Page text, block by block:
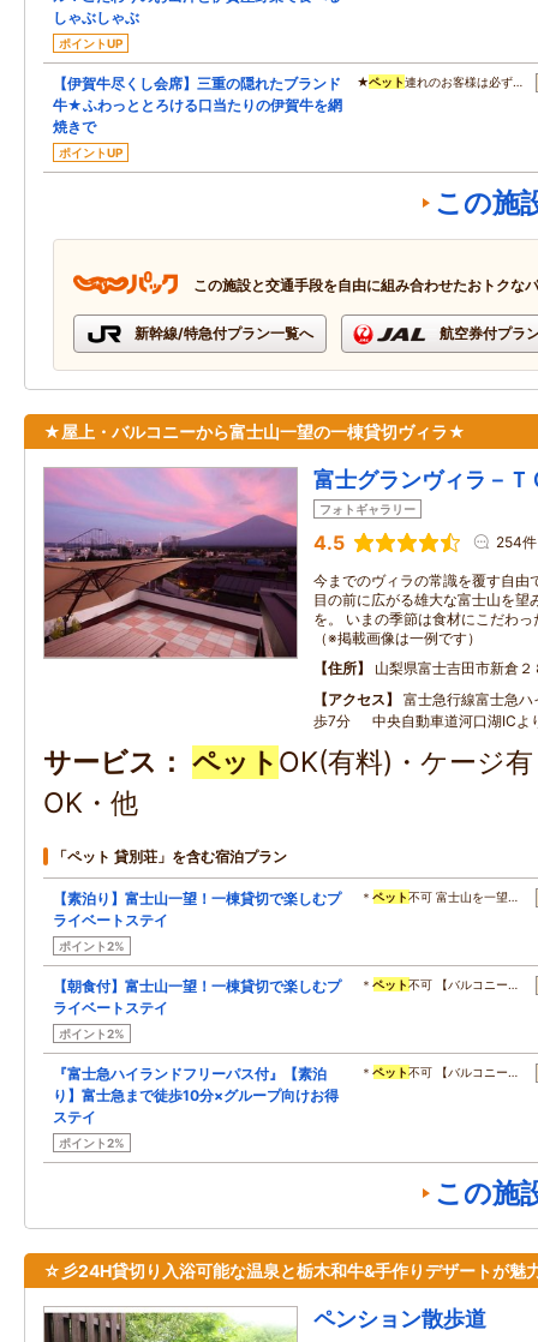
しゃぶしゃぶ
ポイントUP
【伊賀牛尽くし会席】三重の隠れたブランド
牛★ふわっととろける口当たりの伊賀牛を網
焼きで
ポイントUP
★ペット連れのお客様は必ず…
この施
この施設と交通手段を自由に組み合わせたおトクな
新幹線/特急付プラン一覧へ 航空券付プラ
★屋上・バルコニーから富士山一望の一棟貸切ヴィラ★
富士グランヴィラ－Ｔ
フォトギャラリー
4.5 254件
今までのヴィラの常識を覆す自由
目の前に広がる雄大な富士山を望
を。 いまの季節は食材にこだわ
（※掲載画像は一例です）
住所
山梨県富士吉田市新倉
アクセス
富士急行線富士急
歩7分 中央自動車道河口湖ICよ
サービス ペット OK(有料)・ケージ
OK・他
「ペット 貸別荘」を含む宿泊プラン
【素泊り】富士山一望！一棟貸切で楽しむプ
ライベートステイ
ポイント2%
＊ペット不可 富士山を一望…
【朝食付】富士山一望！一棟貸切で楽しむプ
ライベートステイ
ポイント2%
＊ペット不可 【バルコニー…
『富士急ハイランドフリーパス付』【素泊
り】富士急まで徒歩10分×グループ向けお得
ステイ
ポイント2%
＊ペット不可 【バルコニー…
この施
☆彡24H貸切り入浴可能な温泉と栃木和牛&手作りデザートが魅
ペンション散歩道